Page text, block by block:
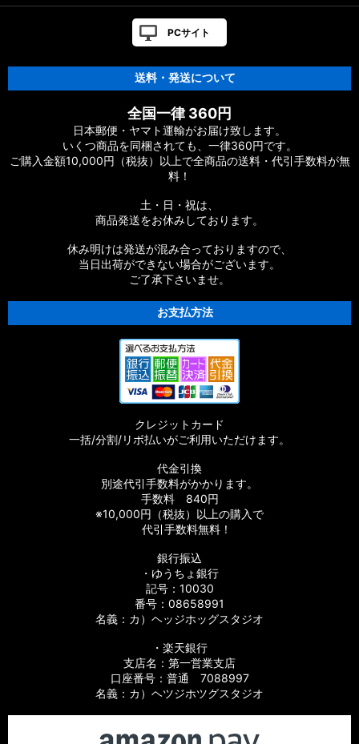
PCサイト
送料・発送について
全国一律 360円
日本郵便・ヤマト運輸がお届け致します。
いくつ商品を同梱されても、一律360円です。
ご購入金額10,000円（税抜）以上で全商品の送料・代引手数料が無
料！
土・日・祝は、
商品発送をお休みしております。
休み明けは発送が混み合っておりますので、
当日出荷ができない場合がございます。
ご了承下さいませ。
お支払方法
クレジットカード
一括/分割/リボ払いがご利用いただけます。
代金引換
別途代引手数料がかかります。
手数料 840円
※10,000円（税抜）以上の購入で
代引手数料無料！
銀行振込
・ゆうちょ銀行
記号：10030
番号：08658991
名義：カ）ヘッジホッグスタジオ
・楽天銀行
支店名：第一営業支店
口座番号：普通 7088997
名義：カ）ヘツジホツグスタジオ